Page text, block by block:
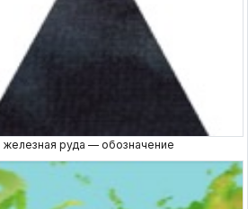
железная руда — обозначение